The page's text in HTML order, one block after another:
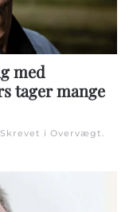
med
tager mange
i Overvægt.